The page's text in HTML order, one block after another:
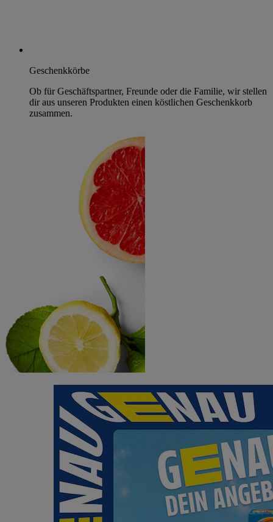
Geschenkkörbe
Ob für Geschäftspartner, Freunde oder die Familie, wir stellen
dir aus unseren Produkten einen köstlichen Geschenkkorb
zusammen.